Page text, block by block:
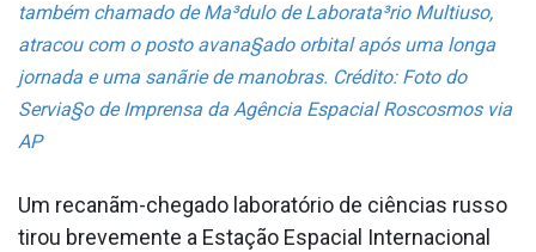
também chamado de Ma³dulo de Laborata³rio Multiuso,
atracou com o posto avana§ado orbital após uma longa
jornada e uma sanãrie de manobras. Crédito: Foto do
Servia§o de Imprensa da Agência Espacial Roscosmos via
AP
Um recanãm-chegado laboratório de ciências russo
tirou brevemente a Estação Espacial Internacional